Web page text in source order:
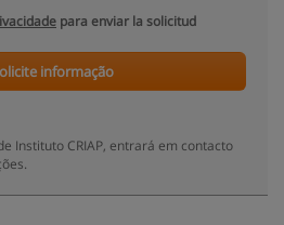
para enviar la solicitud
informação
Instituto CRIAP, entrará em contacto